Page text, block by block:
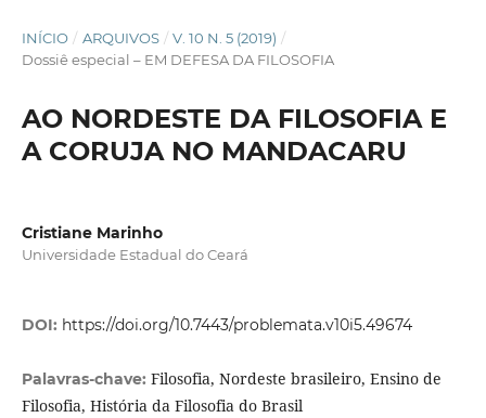
INÍCIO / ARQUIVOS / V. 10 N. 5 (2019) /
Dossiê especial – EM DEFESA DA FILOSOFIA
AO NORDESTE DA FILOSOFIA E
A CORUJA NO MANDACARU
Cristiane Marinho
Universidade Estadual do Ceará
DOI: https://doi.org/10.7443/problemata.v10i5.49674
Palavras-chave: Filosofia, Nordeste brasileiro, Ensino de
Filosofia, História da Filosofia do Brasil